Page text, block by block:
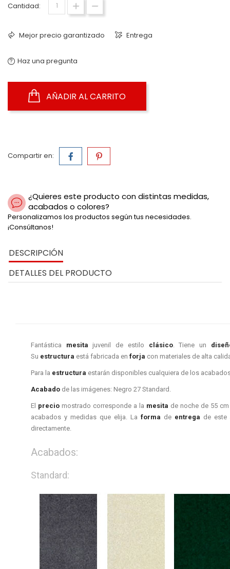
Cantidad:
Mejor precio garantizado Entrega
Haz una pregunta
AÑADIR AL CARRITO
Compartir en:
¿Quieres este producto con distintas medidas,
acabados o colores?
Personalizamos los productos según tus necesidades.
¡Consúltanos!
DESCRIPCIÓN
DETALLES DEL PRODUCTO
Fantástica mesita juvenil de estilo clásico. Tiene un
Su estructura está fabricada en forja con materiales de alta
Para la estructura estarán disponibles cualquiera de los
Acabado de las imágenes: Negro 27 Standard.
El precio mostrado corresponde a la mesita de noche de 55
acabados y medidas que elija. La forma de entrega de este
directamente.
Acabados:
Standard: